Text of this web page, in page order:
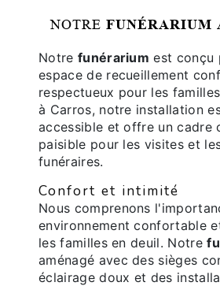
NOTRE FUNÉRARIUM
Notre funérarium est conçu
espace de recueillement
respectueux pour les
à Carros, notre installation
accessible et offre un cadre
paisible pour les visites et
funéraires.
Confort et intimité
Nous comprenons
environnement confortable
les familles en deuil. Notre
aménagé avec des sièges
éclairage doux et des